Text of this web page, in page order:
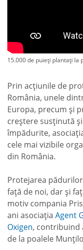
15.000 de puieți plantați la
Prin acțiunile de
România, unele
Europa, precum și
creștere susținută
împădurite,
cele mai vizibile
din România.
Protejarea
față de noi, dar și
motiv compania
ani asociația Agent
Oxigen, contribuind
de la poalele